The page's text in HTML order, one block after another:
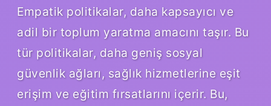
Empatik politikalar, daha kapsayıcı ve
adil bir toplum yaratma amacını taşır. Bu
tür politikalar, daha geniş sosyal
güvenlik ağları, sağlık hizmetlerine eşit
erişim ve eğitim fırsatlarını içerir. Bu,